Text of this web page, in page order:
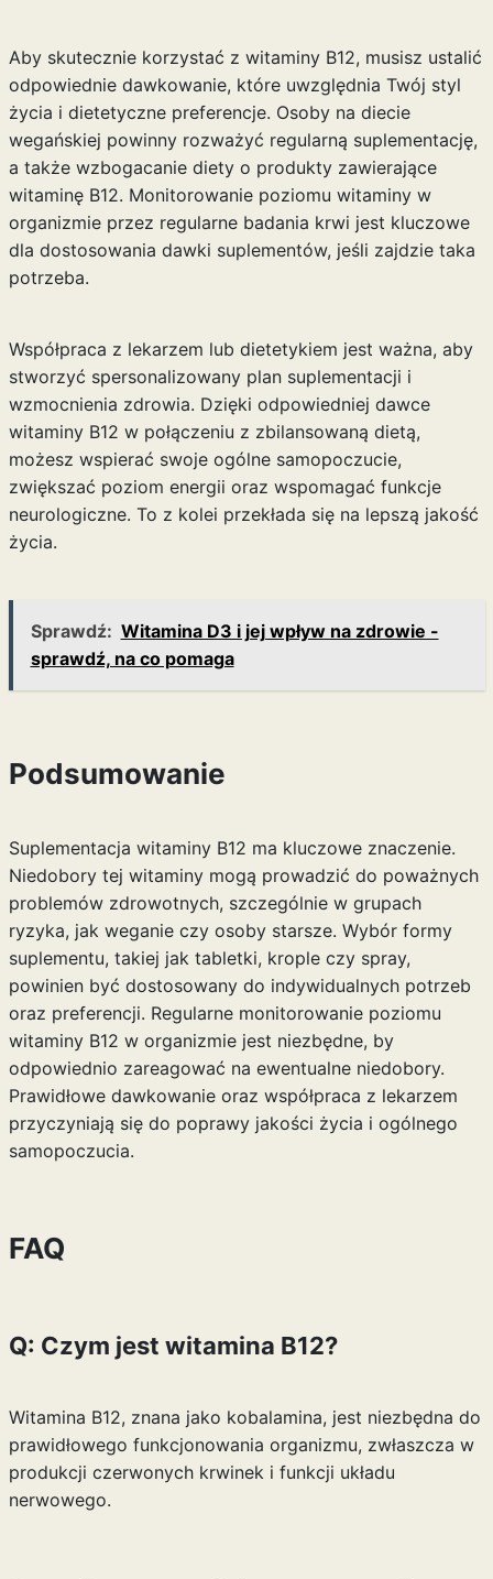
Aby skutecznie korzystać z witaminy B12, musisz ustalić
odpowiednie dawkowanie, które uwzględnia Twój styl
życia i dietetyczne preferencje. Osoby na diecie
wegańskiej powinny rozważyć regularną suplementację,
a także wzbogacanie diety o produkty zawierające
witaminę B12. Monitorowanie poziomu witaminy w
organizmie przez regularne badania krwi jest kluczowe
dla dostosowania dawki suplementów, jeśli zajdzie taka
potrzeba.
Współpraca z lekarzem lub dietetykiem jest ważna, aby
stworzyć spersonalizowany plan suplementacji i
wzmocnienia zdrowia. Dzięki odpowiedniej dawce
witaminy B12 w połączeniu z zbilansowaną dietą,
możesz wspierać swoje ogólne samopoczucie,
zwiększać poziom energii oraz wspomagać funkcje
neurologiczne. To z kolei przekłada się na lepszą jakość
życia.
Sprawdź: Witamina D3 i jej wpływ na zdrowie -
sprawdź, na co pomaga
Podsumowanie
Suplementacja witaminy B12 ma kluczowe znaczenie.
Niedobory tej witaminy mogą prowadzić do poważnych
problemów zdrowotnych, szczególnie w grupach
ryzyka, jak weganie czy osoby starsze. Wybór formy
suplementu, takiej jak tabletki, krople czy spray,
powinien być dostosowany do indywidualnych potrzeb
oraz preferencji. Regularne monitorowanie poziomu
witaminy B12 w organizmie jest niezbędne, by
odpowiednio zareagować na ewentualne niedobory.
Prawidłowe dawkowanie oraz współpraca z lekarzem
przyczyniają się do poprawy jakości życia i ogólnego
samopoczucia.
FAQ
Q: Czym jest witamina B12?
Witamina B12, znana jako kobalamina, jest niezbędna do
prawidłowego funkcjonowania organizmu, zwłaszcza w
produkcji czerwonych krwinek i funkcji układu
nerwowego.